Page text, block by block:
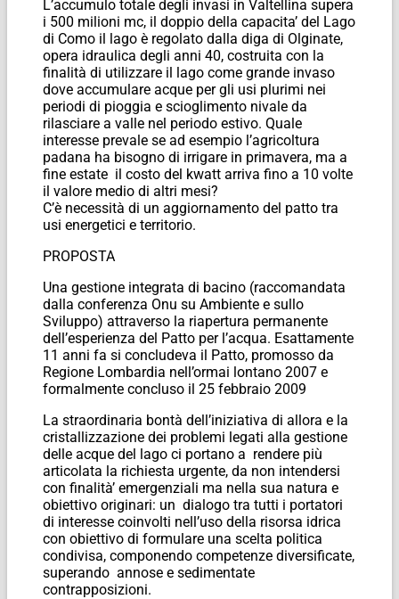
L’accumulo totale degli invasi in Valtellina supera
i 500 milioni mc, il doppio della capacita’ del Lago
di Como il lago è regolato dalla diga di Olginate,
opera idraulica degli anni 40, costruita con la
finalità di utilizzare il lago come grande invaso
dove accumulare acque per gli usi plurimi nei
periodi di pioggia e scioglimento nivale da
rilasciare a valle nel periodo estivo. Quale
interesse prevale se ad esempio l’agricoltura
padana ha bisogno di irrigare in primavera, ma a
fine estate il costo del kwatt arriva fino a 10 volte
il valore medio di altri mesi?
C’è necessità di un aggiornamento del patto tra
usi energetici e territorio.
PROPOSTA
Una gestione integrata di bacino (raccomandata
dalla conferenza Onu su Ambiente e sullo
Sviluppo) attraverso la riapertura permanente
dell’esperienza del Patto per l’acqua. Esattamente
11 anni fa si concludeva il Patto, promosso da
Regione Lombardia nell’ormai lontano 2007 e
formalmente concluso il 25 febbraio 2009
La straordinaria bontà dell’iniziativa di allora e la
cristallizzazione dei problemi legati alla gestione
delle acque del lago ci portano a rendere più
articolata la richiesta urgente, da non intendersi
con finalità’ emergenziali ma nella sua natura e
obiettivo originari: un dialogo tra tutti i portatori
di interesse coinvolti nell’uso della risorsa idrica
con obiettivo di formulare una scelta politica
condivisa, componendo competenze diversificate,
superando annose e sedimentate
contrapposizioni.